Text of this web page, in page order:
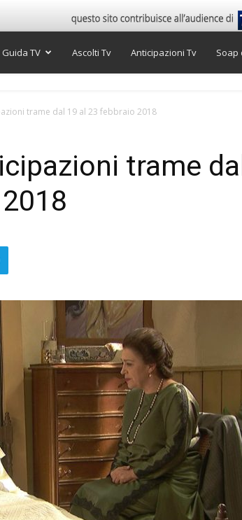
Guida TV Ascolti Tv Anticipazioni Tv Soap
trame dal 19 al 23 febbraio 2018
trame